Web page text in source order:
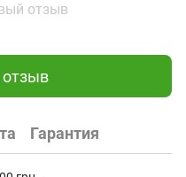
отзыв
Гарантия